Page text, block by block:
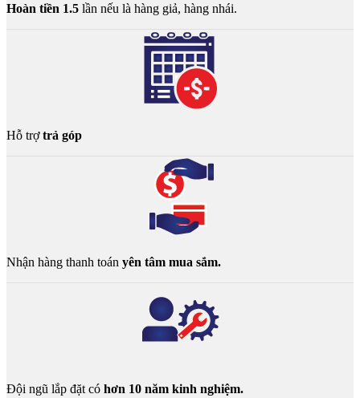
Hoàn tiền 1.5 lần nếu là hàng giả, hàng nhái.
Hỗ trợtrả góp
Nhận hàng thanh toán yên tâm mua sắm.
Đội ngũ lắp đặt có hơn 10 năm kinh nghiệm.